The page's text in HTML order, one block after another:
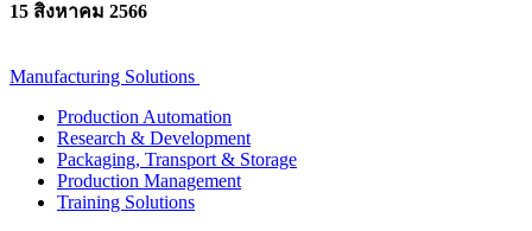
15 สิงหาคม 2566
Manufacturing Solutions
Production Automation
Research & Development
Packaging, Transport & Storage
Production Management
Training Solutions